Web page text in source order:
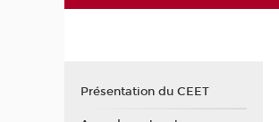
Présentation du CEET